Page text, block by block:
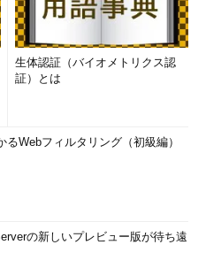
生体認証（バイオメトリクス認
証）とは
るWebフィルタリング（初級編）
の新しいプレビュー版が待ち遠